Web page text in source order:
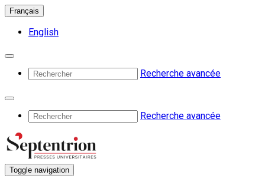
Français
English
Recherche avancée
Recherche avancée
Toggle navigation